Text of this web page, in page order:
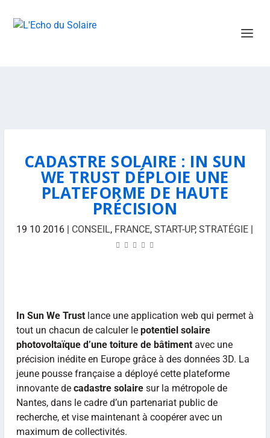
CADASTRE SOLAIRE : IN SUN
WE TRUST DÉPLOIE UNE
PLATEFORME DE HAUTE
PRÉCISION
19 10 2016 | CONSEIL, FRANCE,START-UP,STRATÉGIE |
In Sun We Trustlance une application web qui permet à
tout un chacun de calculer le potentiel solaire
photovoltaïque d’une toiture de bâtimentavec une
précision inédite en Europe grâce à des données 3D. La
jeune pousse française a déployé cette plateforme
innovante de cadastre solairesur la métropole de
Nantes, dans le cadre d’un partenariat public de
recherche, et vise maintenant à coopérer avec un
maximum de collectivités.